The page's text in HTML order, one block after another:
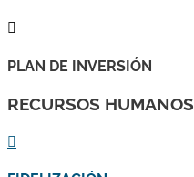

PLAN DE INVERSIÓN
RECURSOS HUMANOS
